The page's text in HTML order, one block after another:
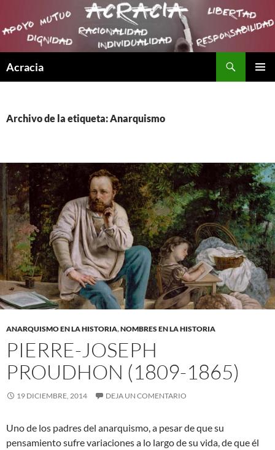
Acracia
Archivo de la etiqueta: Anarquismo
ANARQUISMO EN LA HISTORIA,NOMBRES EN LA HISTORIA
PIERRE-JOSEPH
PROUDHON (1809-1865)
19 DICIEMBRE, 2014 DEJA UN COMENTARIO
Uno de los padres del anarquismo, a pesar de que su
pensamiento sufre variaciones a lo largo de su vida, de que él